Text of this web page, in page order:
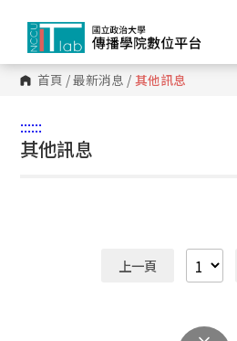
首頁 /最新消息 / 其他訊息
::::::
其他訊息
上一頁